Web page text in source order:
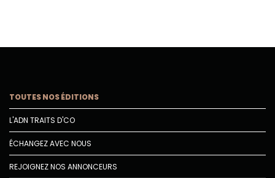
TOUTES NOS ÉDITIONS
L'ADN TRAITS D'CO
ÉCHANGEZ AVEC NOUS
REJOIGNEZ NOS ANNONCEURS